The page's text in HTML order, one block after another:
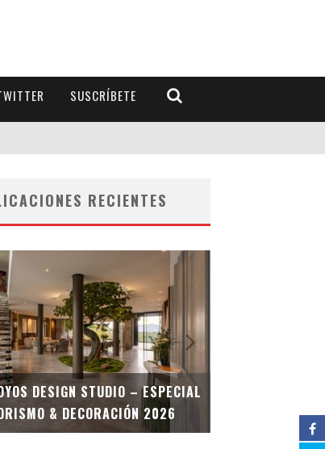
SUSCRÍBETE
RECIENTES
DESIGN STUDIO – ESPECIAL
& DECORACIÓN 2026